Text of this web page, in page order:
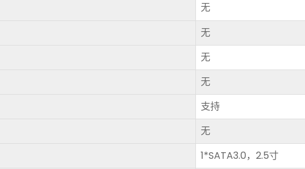
无
无
无
无
支持
无
1*SATA3.0，2.5寸